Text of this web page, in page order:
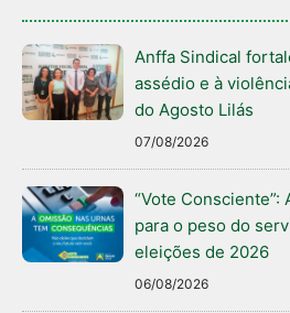
Anffa Sindical
assédio e à
do Agosto Lilás
07/08/2026
“Vote
para o peso do
eleições de 2026
06/08/2026